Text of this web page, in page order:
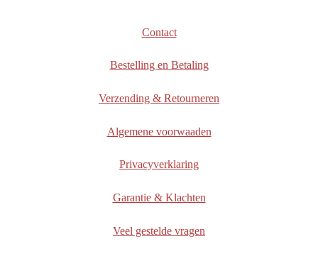
Contact
Bestelling en Betaling
Verzending & Retourneren
Algemene voorwaaden
Privacyverklaring
Garantie & Klachten
Veel gestelde vragen